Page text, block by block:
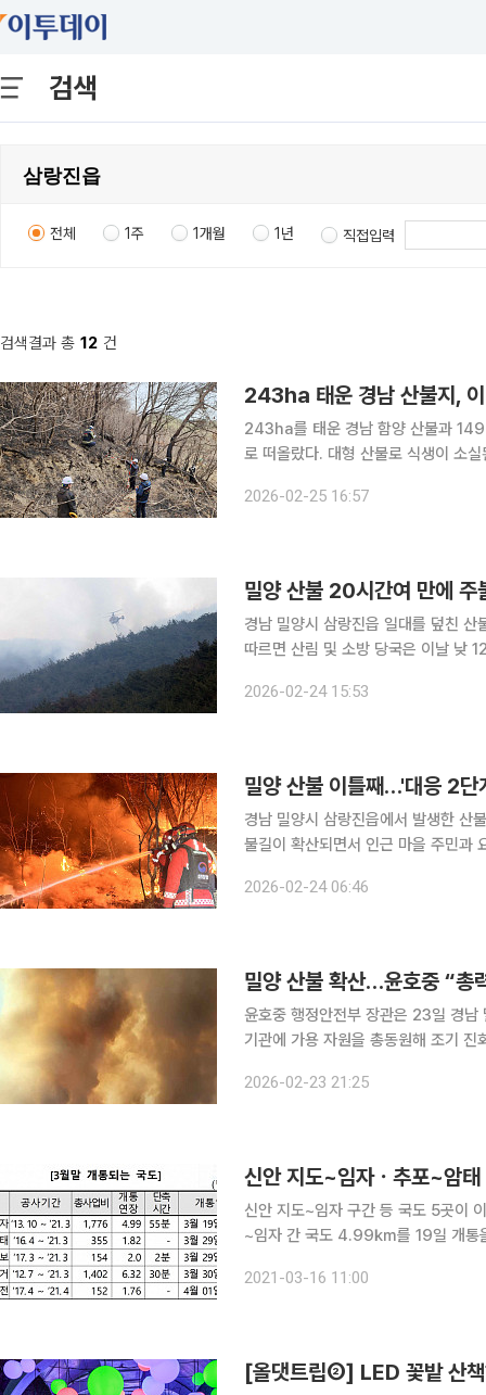
검색
전체 1주 1개월 1년 직접입력
검색결과 총 12 건
243ha 태운 경남 산불지, 이
243ha를 태운 경남 함양 산불과
로 떠올랐다. 대형 산불로 식생이 소
2026-02-25 16:57
밀양 산불 20시간여 만에
경남 밀양시 삼랑진읍 일대를 덮친 산불의
따르면 산림 및 소방 당국은 이날 낮
20분 만이다. 이번 화재로 인한
2026-02-24 15:53
밀양 산불 이틀째…'대응 2단
경남 밀양시 삼랑진읍에서 발생한 산
불길이 확산되면서 인근 마을 주민과
51%로 집계됐다. 전체 화선 5.8㎞
2026-02-24 06:46
밀양 산불 확산…윤호중 “총
윤호중 행정안전부 장관은 23일 경남
기관에 가용 자원을 총동원해 조기 진화에 나설 것을 지시
"산불 영향이 예상되는 지역 주민을
2026-02-23 21:25
신안 지도~임자ㆍ추포~암
신안 지도~임자 구간 등 국도 5곳이 이달 19일부
~임자 간 국도 4.99㎞를 19일 개통
2021-03-16 11:00
[올댓트립②] LED 꽃밭 산